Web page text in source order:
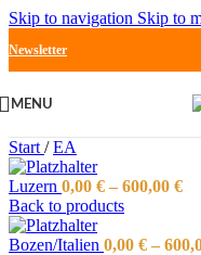
Skip to navigation Skip to
Newsletter
MENU
Start / EA
Luzern 0,00 € – 600,00 €
Back to products
Bozen/Italien 0,00 € –